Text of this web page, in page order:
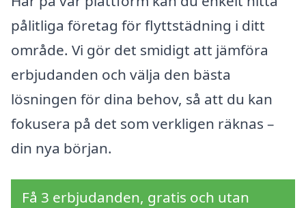
pålitliga företag för flyttstädning i ditt
område. Vi gör det smidigt att jämföra
erbjudanden och välja den bästa
lösningen för dina behov, så att du kan
fokusera på det som verkligen räknas –
din nya början.
Få 3 erbjudanden, gratis och utan